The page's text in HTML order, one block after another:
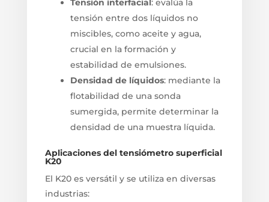
Tensión interfacial: evalúa la
tensión entre dos líquidos no
miscibles, como aceite y agua,
crucial en la formación y
estabilidad de emulsiones.
Densidad de líquidos: mediante la
flotabilidad de una sonda
sumergida, permite determinar la
densidad de una muestra líquida.
Aplicaciones del tensiómetro superficial
K20
El K20 es versátil y se utiliza en diversas
industrias: